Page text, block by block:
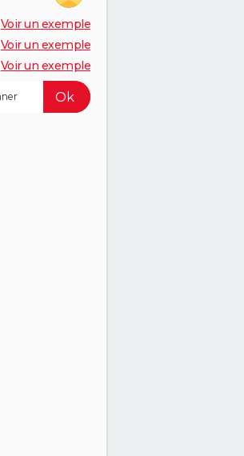
Voir un exemple
Voir un exemple
Voir un exemple